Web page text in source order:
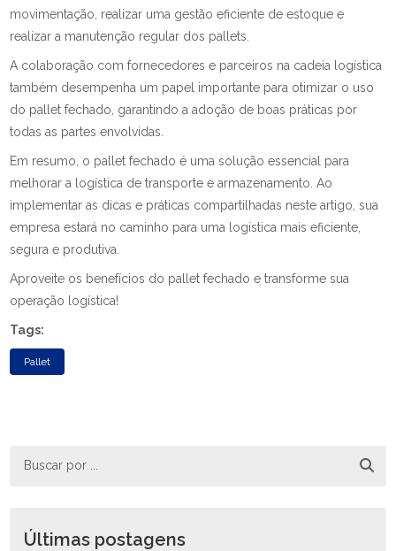
movimentação, realizar uma gestão eficiente de estoque e
realizar a manutenção regular dos pallets.
A colaboração com fornecedores e parceiros na cadeia logística
também desempenha um papel importante para otimizar o uso
do pallet fechado, garantindo a adoção de boas práticas por
todas as partes envolvidas.
Em resumo, o pallet fechado é uma solução essencial para
melhorar a logística de transporte e armazenamento. Ao
implementar as dicas e práticas compartilhadas neste artigo, sua
empresa estará no caminho para uma logística mais eficiente,
segura e produtiva.
Aproveite os benefícios do pallet fechado e transforme sua
operação logística!
Tags:
Pallet
Últimas postagens